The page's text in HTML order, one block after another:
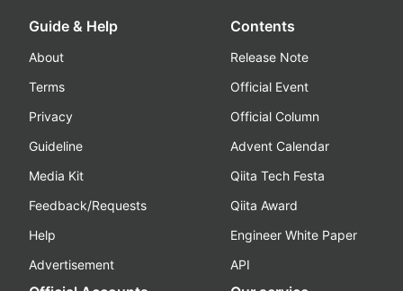
Guide & Help
About
Terms
Privacy
Guideline
Media Kit
Feedback/Requests
Help
Advertisement
Contents
Release Note
Official Event
Official Column
Advent Calendar
Qiita Tech Festa
Qiita Award
Engineer White Paper
API